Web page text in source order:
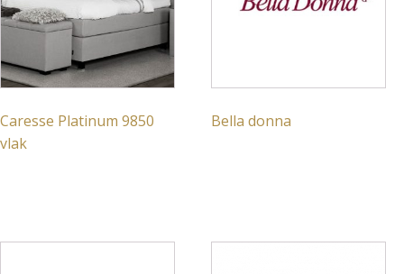
Caresse Platinum 9850
vlak
Bella donna